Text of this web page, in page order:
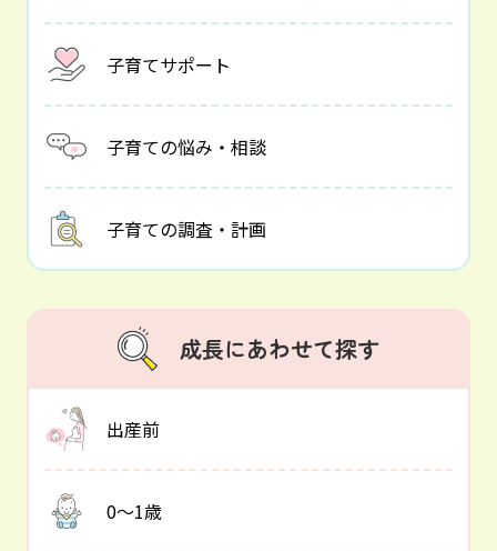
子育てサポート
子育ての悩み・相談
子育ての調査・計画
成長にあわせて探す
出産前
0～1歳